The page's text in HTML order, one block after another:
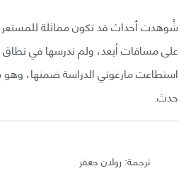
شُوهدت أحداث قد تكون مماثلة للمستعر
على مسافات أبعد، ولم ندرسها في نطاق
استطاعت مارغوتي الدراسة ضمنها، وهو
حدث.
ترجمة: رولان جعفر